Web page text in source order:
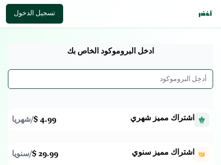
تسجيل الدخول
ادخل البروموكود الخاص بك
اشتراك مميز شهري 4.99 $
/شهريا
اشتراك مميز سنوي 29.99 $
/سنويا